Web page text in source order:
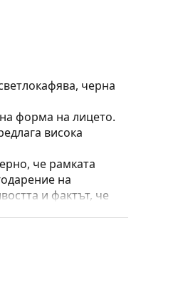
черна
форма на лицето.
висока
че рамката
на
и фактът, че
– до над 90 °,